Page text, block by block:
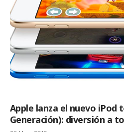
Apple lanza el nuevo iPod
Generación): diversión a